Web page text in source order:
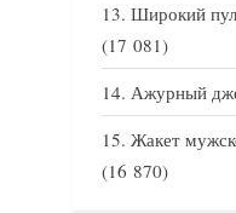
Широкий
(17 081)
Ажурный
Жакет
(16 870)